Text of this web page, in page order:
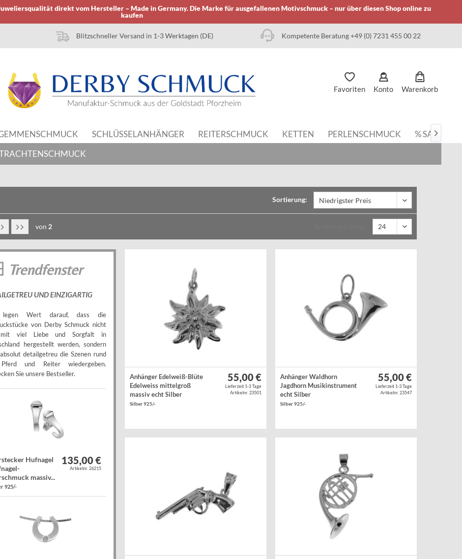
direkt vom Hersteller – Made in Germany. Die Marke für ausgefallenen Motivschmuck – nur über diesen Shop online zu
kaufen
Blitzschneller Versand in 1-3 Werktagen (DE) Kompetente Beratung +49 (0) 7231 455 00 22
Favoriten Konto Warenkorb
SCHLÜSSELANHÄNGER REITERSCHMUCK KETTEN PERLENSCHMUCK % SALE

Sortierung:
von 2
Trendfenster
UND EINZIGARTIG
Wert darauf, dass die
von Derby Schmuck nicht
viel Liebe und Sorgfalt in
hergestellt werden, sondern
detailgetreu die Szenen rund
und Reiter wiedergeben.
Sie unsere Bestseller.
Hufnagel
massiv...
925/-
135,00 €
Artikelnr. 26215
Anhänger Edelweiß-Blüte
Edelweiss mittelgroß
massiv echt Silber
Silber 925/-
55,00 €
Lieferzeit 1-3 Tage
Artikelnr. 23501
Anhänger Waldhorn
Jagdhorn Musikinstrument
echt Silber
Silber 925/-
55,00 €
Lieferzeit 1-3 Tage
Artikelnr. 23547